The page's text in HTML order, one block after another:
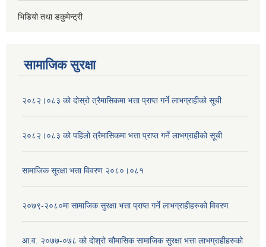
भिडियो तथा डकुमेन्ट्री
सामाजिक सुरक्षा
२०८२।०८३ को दोस्रो त्रैमासिकमा भत्ता प्राप्‍त गर्ने लाभग्राहीको सूची
२०८२।०८३ को पहिलो त्रैमासिकमा भत्ता प्राप्‍त गर्ने लाभग्राहीको सूची
सामाजिक सूरक्षा भत्ता विवरण २०८०।०८१
२०७९-२०८०मा सामाजिक सुरक्षा भत्ता प्राप्त गर्ने लाभग्राहीहरुको विवरण
आ.व. २०७७-०७८ को दोश्रो चौमासिक सामाजिक सुरक्षा भत्ता लाभग्राहीहरुको